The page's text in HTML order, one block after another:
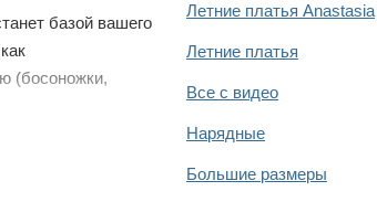
базой вашего
(босоножки,
Летние платья Anastasia
Летние платья
Все с видео
Нарядные
Большие размеры